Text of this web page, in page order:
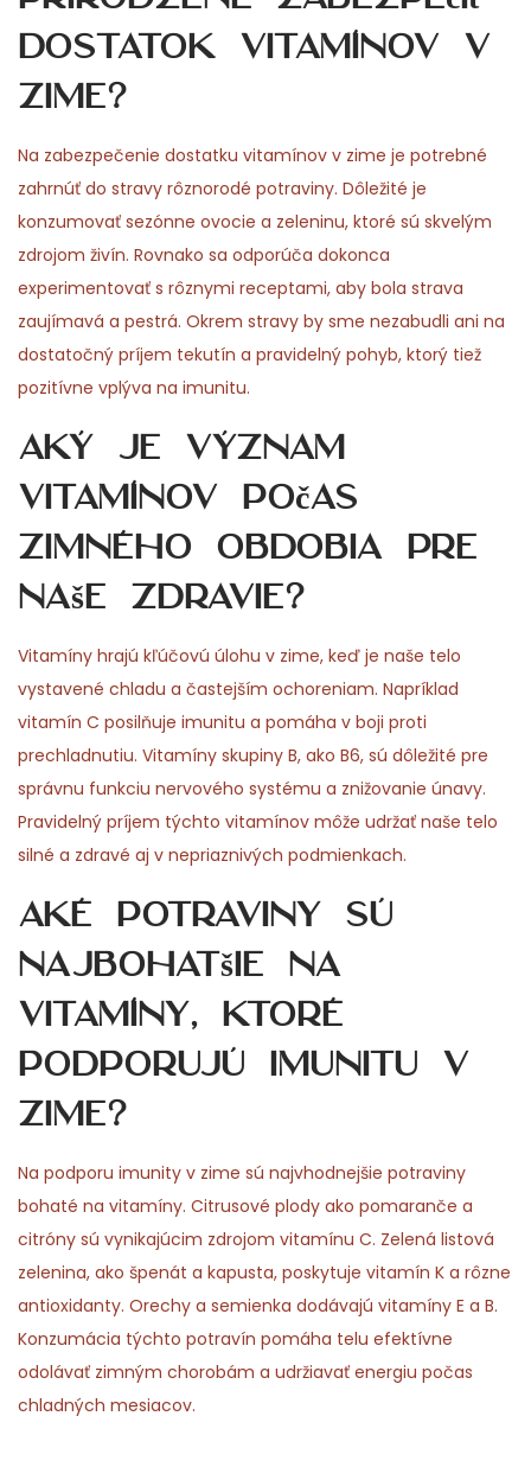
dostatok vitamínov v
zime?
Na zabezpečenie dostatku vitamínov v zime je potrebné
zahrnúť do stravy rôznorodé potraviny. Dôležité je
konzumovať sezónne ovocie a zeleninu, ktoré sú skvelým
zdrojom živín. Rovnako sa odporúča dokonca
experimentovať s rôznymi receptami, aby bola strava
zaujímavá a pestrá. Okrem stravy by sme nezabudli ani na
dostatočný príjem tekutín a pravidelný pohyb, ktorý tiež
pozitívne vplýva na imunitu.
Aký je význam
vitamínov počas
zimného obdobia pre
naše zdravie?
Vitamíny hrajú kľúčovú úlohu v zime, keď je naše telo
vystavené chladu a častejším ochoreniam. Napríklad
vitamín C posilňuje imunitu a pomáha v boji proti
prechladnutiu. Vitamíny skupiny B, ako B6, sú dôležité pre
správnu funkciu nervového systému a znižovanie únavy.
Pravidelný príjem týchto vitamínov môže udržať naše telo
silné a zdravé aj v nepriaznivých podmienkach.
Aké potraviny sú
najbohatšie na
vitamíny, ktoré
podporujú imunitu v
zime?
Na podporu imunity v zime sú najvhodnejšie potraviny
bohaté na vitamíny. Citrusové plody ako pomaranče a
citróny sú vynikajúcim zdrojom vitamínu C. Zelená listová
zelenina, ako špenát a kapusta, poskytuje vitamín K a rôzne
antioxidanty. Orechy a semienka dodávajú vitamíny E a B.
Konzumácia týchto potravín pomáha telu efektívne
odolávať zimným chorobám a udržiavať energiu počas
chladných mesiacov.